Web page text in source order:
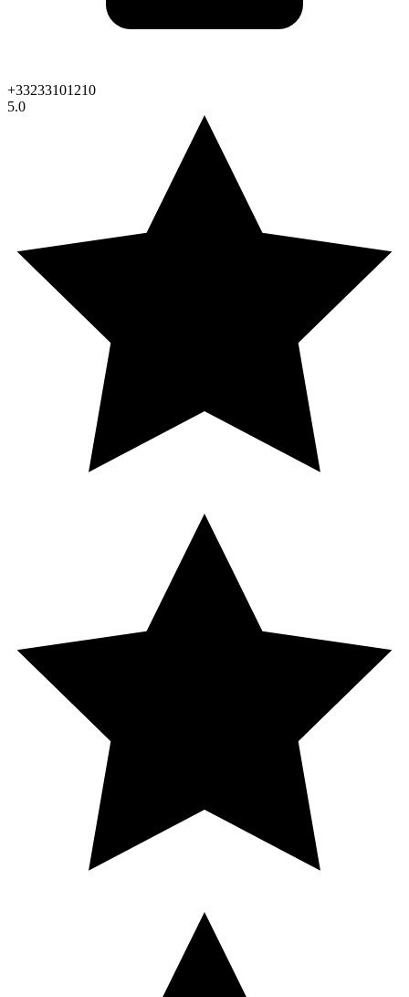
+33233101210
5.0